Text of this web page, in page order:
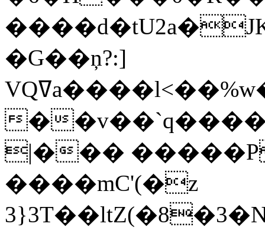
�G��ņ?:]
VQߜa����l<��%w�D&y�;.�nɖF�@���m�:χ���@��l����;�٣7�FƲ��74j�g��ʠ�3
�
|���
����mC'(�z